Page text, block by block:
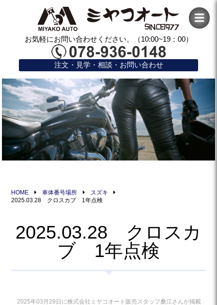
お気軽にお問い合わせください。（10:00~19：00）
注文・見学・相談・お問い合わせ
HOME 車体番号場所
スズキ
2025.03.28 クロスカブ 1年点検
2025.03.28 クロスカ
ブ 1年点検
2025年03月29日に株式会社ミヤコオート販売スタッフ桑江さんが掲載